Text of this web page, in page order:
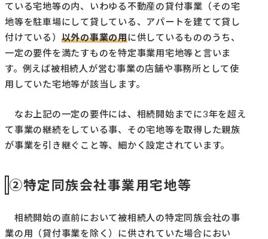
ている宅地等の内、いわゆる不動産の貸付事業（その宅
地等を駐車場にして貸している、アパートを建てて貸し
付けている） 以外の事業の用に供しているもののうち、
一定の要件を満たすものを特定事業用宅地等と言いま
す。例えば被相続人が営む事業の店舗や事務所として使
用していた宅地等が該当します。
なお上記の一定の要件には、相続開始までに3年を超え
て事業の継続をしている事、その宅地等を取得した親族
が事業を引き継ぐこと等、細かく設定されています。
②特定同族会社事業用宅地等
相続開始の直前において被相続人の特定同族会社の事
業の用（貸付事業を除く）に供されていた場合におい